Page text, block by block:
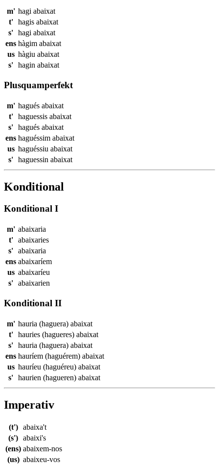
m' hagi abaixat
t'
hagis abaixat
s' hagi abaixat
ens hàgim abaixat
us hàgiu abaixat
s' hagin abaixat
Plusquamperfekt
m' hagués abaixat
t'
haguessis abaixat
s' hagués abaixat
ens haguéssim abaixat
us haguéssiu abaixat
s' haguessin abaixat
Konditional
Konditional I
m' abaixaria
t'
abaixaries
s' abaixaria
ens abaixaríem
us abaixaríeu
s' abaixarien
Konditional II
m' hauria (haguera) abaixat
t'
hauries (hagueres) abaixat
s' hauria (haguera) abaixat
ens hauríem (haguérem) abaixat
us hauríeu (haguéreu) abaixat
s' haurien (hagueren) abaixat
Imperativ
(t')
abaixa't
(s') abaixi's
(ens) abaixem-nos
(us) abaixeu-vos